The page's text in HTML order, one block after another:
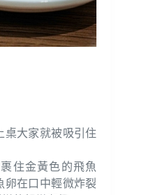
桌大家就被吸引住
住金黃色的飛魚
卵在口中輕微炸裂